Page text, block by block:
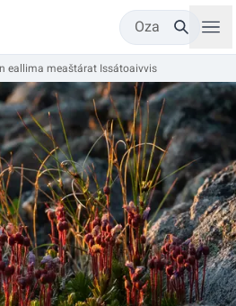
Oza
eallima meaštárat Issátoaivvis